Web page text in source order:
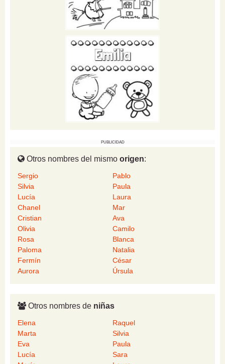
PUBLICIDAD
Otros nombres del mismo origen:
Sergio
Pablo
Silvia
Paula
Lucía
Laura
Chanel
Mar
Cristian
Ava
Olivia
Camilo
Rosa
Blanca
Paloma
Natalia
Fermín
César
Aurora
Úrsula
Otros nombres de niñas
Elena
Raquel
Marta
Silvia
Eva
Paula
Lucía
Sara